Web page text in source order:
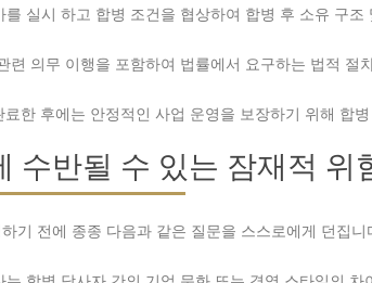
실시 하고 합병 조건을 협상하여 합병 후 소유 구
련 의무 이행을 포함하여 법률에서 요구하는 법적 절
한 후에는 안정적인 사업 운영을 보장하기 위해 합
수반될 수 있는 잠재적 위
기 전에 종종 다음과 같은 질문을 스스로에게 던집